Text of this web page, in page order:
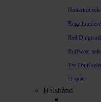
Non-stop
Rogz
Red Dingo
Ruffwear
Tre Ponti
H-seler
Halsbånd